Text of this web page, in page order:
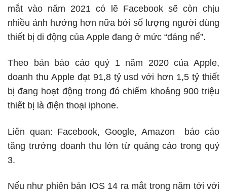
mắt vào năm 2021 có lẽ Facebook sẽ còn chịu
nhiều ảnh hưởng hơn nữa bởi số lượng người dùng
thiết bị di động của Apple đang ở mức “đáng nể”.
Theo bản báo cáo quý 1 năm 2020 của Apple,
doanh thu Apple đạt 91,8 tỷ usd với hơn 1,5 tỷ thiết
bị đang hoạt động trong đó chiếm khoảng 900 triệu
thiết bị là điện thoại iphone.
Liên quan: Facebook, Google, Amazon báo cáo
tăng trưởng doanh thu lớn từ quảng cáo trong quý
3.
Nếu như phiên bản IOS 14 ra mắt trong năm tới với